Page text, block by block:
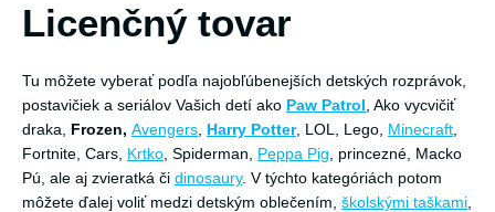
Licenčný tovar
Tu môžete vyberať podľa najobľúbenejších detských rozprávok,
postavičiek a seriálov Vašich detí ako Paw Patrol , Ako vycvičiť
draka, Frozen, Avengers Harry Potter, LOL, Lego, Minecraft
Fortnite, Cars, Krtko , Spiderman, Peppa Pig , princezné, Macko
Pú, ale aj zvieratká či dinosaury. V týchto kategóriách potom
môžete ďalej voliť medzi detským oblečením, školskými taškami